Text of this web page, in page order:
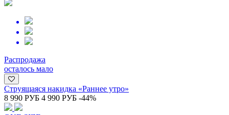
Распродажа
осталось мало
Струящаяся накидка «Раннее утро»
8 990 РУБ 4 990 РУБ -44%